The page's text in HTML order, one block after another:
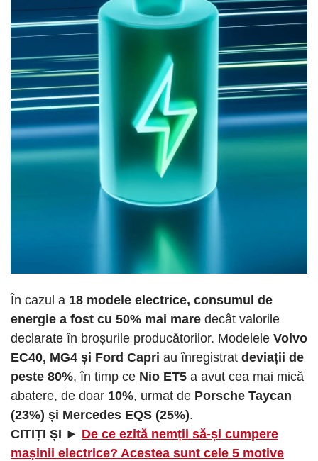
În cazul a 18 modele electrice, consumul de
energie a fost cu 50% mai mare decât valorile
declarate în broșurile producătorilor. Modelele Volvo
EC40, MG4 și Ford Capri au înregistrat deviații de
peste 80%, în timp ce Nio ET5 a avut cea mai mică
abatere, de doar 10%, urmat de Porsche Taycan
(23%) și Mercedes EQS (25%).
CITIȚI ȘI ► De ce ezită nemții să-și cumpere
mașinii electrice? Acestea sunt cele 5 motive